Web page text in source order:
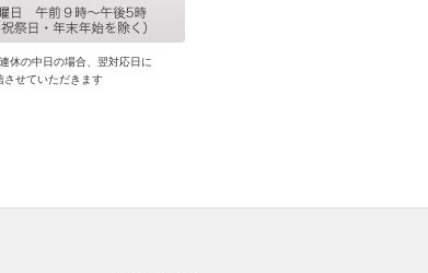
休の中日の場合、翌対応日に
させていただきます